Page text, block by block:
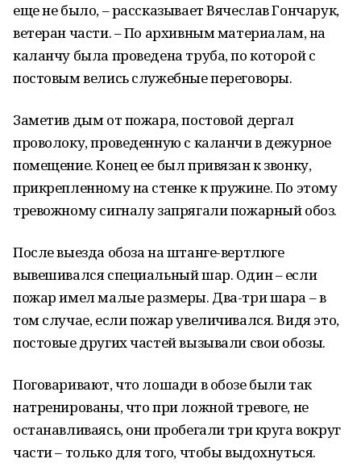
еще не было, – рассказывает Вячеслав Гончарук,
ветеран части. – По архивным материалам, на
каланчу была проведена труба, по которой с
постовым велись служебные переговоры.
Заметив дым от пожара, постовой дергал
проволоку, проведенную с каланчи в дежурное
помещение. Конец ее был привязан к звонку,
прикрепленному на стенке к пружине. По этому
тревожному сигналу запрягали пожарный обоз.
После выезда обоза на штанге-вертлюге
вывешивался специальный шар. Один – если
пожар имел малые размеры. Два-три шара – в
том случае, если пожар увеличивался. Видя это,
постовые других частей вызывали свои обозы.
Поговаривают, что лошади в обозе были так
натренированы, что при ложной тревоге, не
останавливаясь, они пробегали три круга вокруг
части – только для того, чтобы выдохнуться.